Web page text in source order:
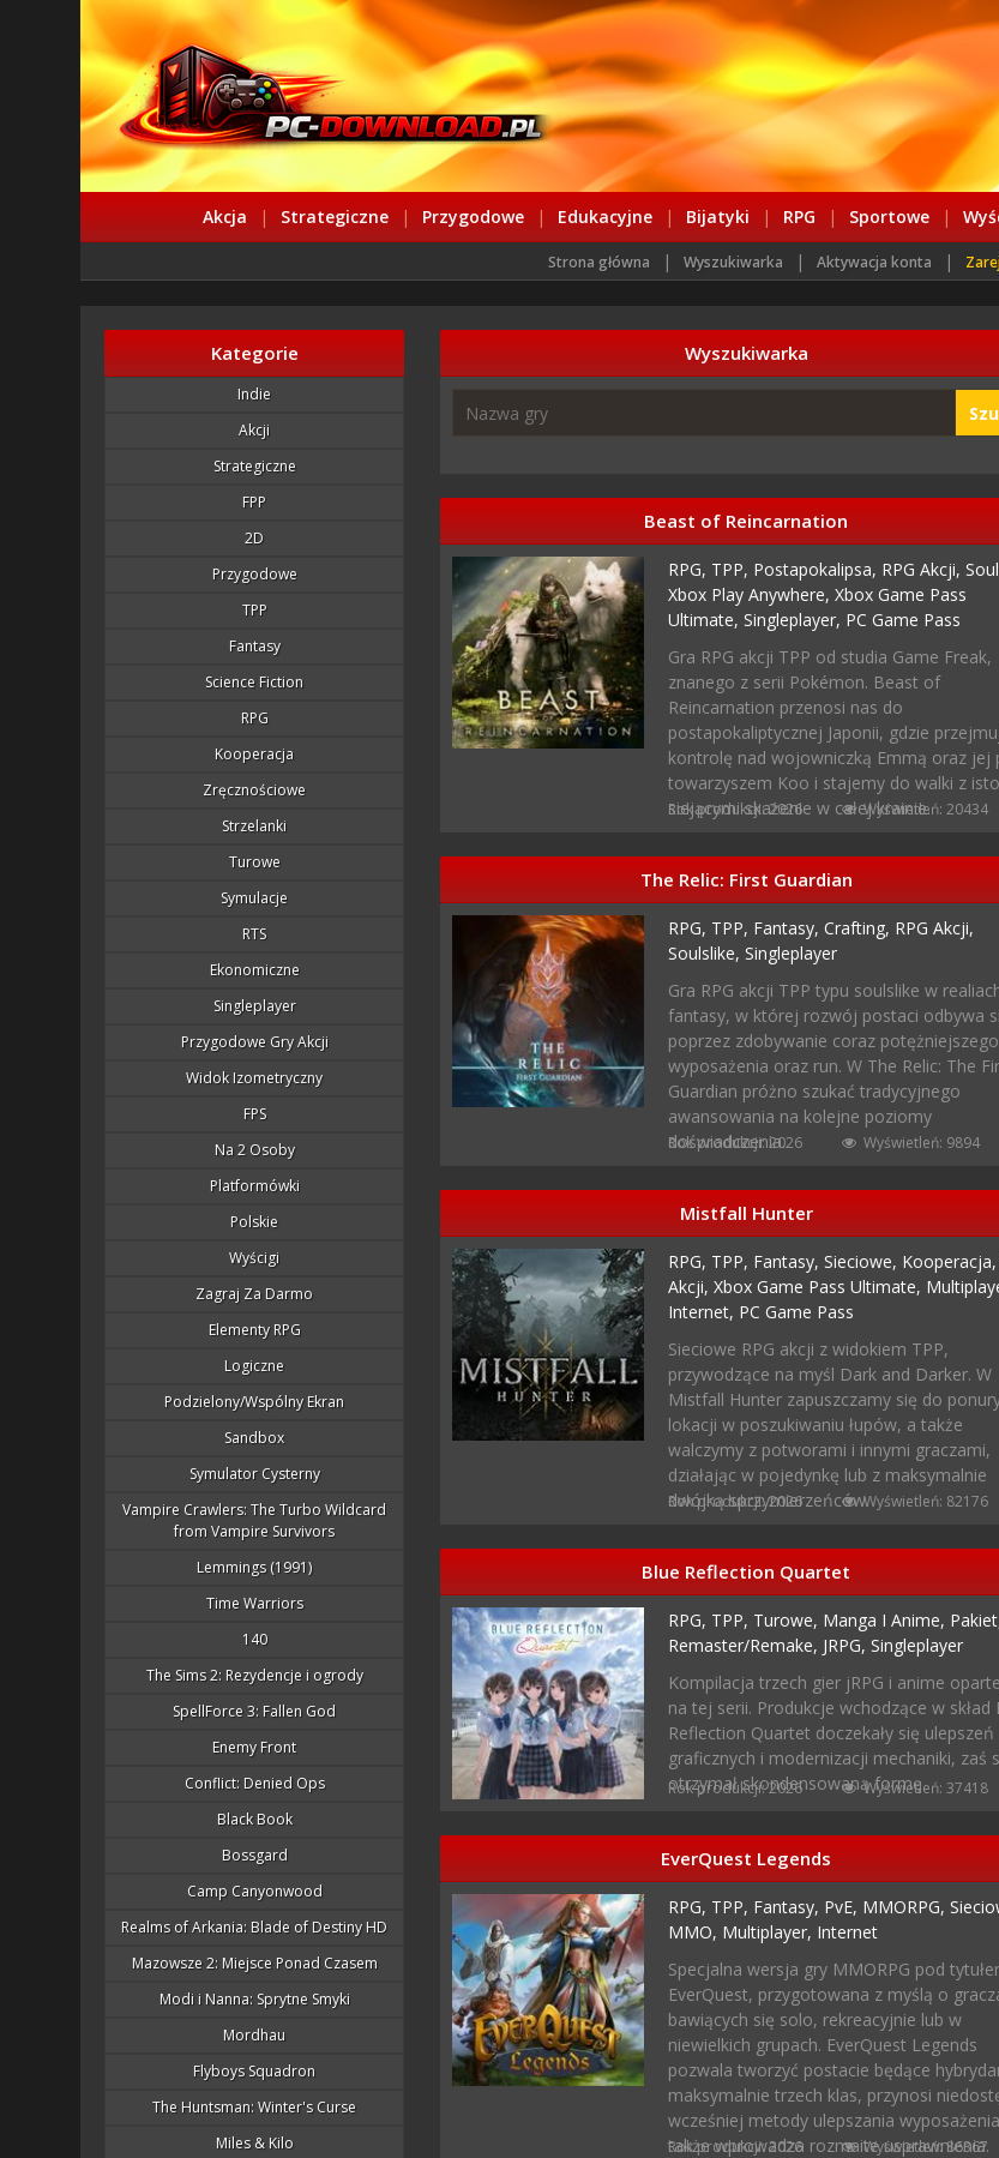
Akcja | Strategiczne | Przygodowe | Edukacyjne | Bijatyki | RPG | Sportowe |
Strona główna | Wyszukiwarka | Aktywacja konta |
Kategorie
Indie
Akcji
Strategiczne
FPP
2D
Przygodowe
TPP
Fantasy
Science Fiction
RPG
Kooperacja
Zręcznościowe
Strzelanki
Turowe
Symulacje
RTS
Ekonomiczne
Singleplayer
Przygodowe Gry Akcji
Widok Izometryczny
FPS
Na 2 Osoby
Platformówki
Polskie
Wyścigi
Zagraj Za Darmo
Elementy RPG
Logiczne
Podzielony/wspólny Ekran
Sandbox
Symulator Cysterny
Vampire Crawlers: The Turbo Wildcard
from Vampire Survivors
Lemmings (1991)
Time Warriors
140
The Sims 2: Rezydencje i ogrody
SpellForce 3: Fallen God
Enemy Front
Conflict: Denied Ops
Black Book
Bossgard
Camp Canyonwood
Realms of Arkania: Blade of Destiny HD
Mazowsze 2: Miejsce Ponad Czasem
Modi i Nanna: Sprytne Smyki
Mordhau
Flyboys Squadron
The Huntsman: Winter's Curse
Miles & Kilo
Wyszukiwarka
Beast of Reincarnation
RPG, TPP, Postapokalipsa, RPG Akcji,
Xbox Play Anywhere,Xbox Game Pass
Ultimate,Singleplayer, PC Game Pass
Gra RPG akcji TPP od studia Game Freak,
znanego z serii Pokémon. Beast of
Reincarnation przenosi nas do
postapokaliptycznej Japonii, gdzie
kontrolę nad wojowniczką Emmą oraz jej
towarzyszem Koo i stajemy do walki z
siejącymi skażenie w całej krainie.
Rok produkcji: 2026 Wyświetleń: 20434
The Relic: First Guardian
RPG, TPP, Fantasy,Crafting, RPG Akcji,
Soulslike,Singleplayer
Gra RPG akcji TPP typu soulslike w
fantasy, w której rozwój postaci odbywa
poprzez zdobywanie coraz potężniejszego
wyposażenia oraz run. W The Relic: The
Guardian próżno szukać tradycyjnego
awansowania na kolejne poziomy
doświadczenia.
Rok produkcji: 2026 Wyświetleń: 9894
Mistfall Hunter
RPG, TPP, Fantasy,Sieciowe, Kooperacja,
Akcji,Xbox Game Pass Ultimate,
Internet, PC Game Pass
Sieciowe RPG akcji z widokiem TPP,
przywodzące na myśl Dark and Darker. W
Mistfall Hunter zapuszczamy się do
lokacji w poszukiwaniu łupów, a także
walczymy z potworami i innymi graczami,
działając w pojedynkę lub z maksymalnie
dwójką sprzymierzeńców.
Rok produkcji: 2026 Wyświetleń: 82176
Blue Reflection Quartet
RPG, TPP, Turowe, Manga I Anime,
Remaster/remake, JRPG,Singleplayer
Kompilacja trzech gier jRPG i anime
na tej serii. Produkcje wchodzące w skład
Reflection Quartet doczekały się ulepszeń
graficznych i modernizacji mechaniki, zaś
otrzymał skondensowaną formę.
Rok produkcji: 2026 Wyświetleń: 37418
EverQuest Legends
RPG, TPP, Fantasy, PvE, MMORPG,
MMO, Multiplayer, Internet
Specjalna wersja gry MMORPG pod
EverQuest, przygotowana z myślą o
bawiących się solo, rekreacyjnie lub w
niewielkich grupach. EverQuest Legends
pozwala tworzyć postacie będące
maksymalnie trzech klas, przynosi
wcześniej metody ulepszania
także wprowadza rozmaite usprawnienia.
Rok produkcji: 2026 Wyświetleń: 86367